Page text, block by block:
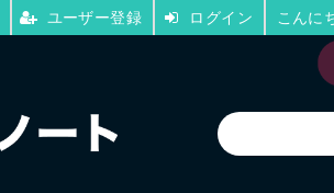
ユーザー登録 ログイン こんに